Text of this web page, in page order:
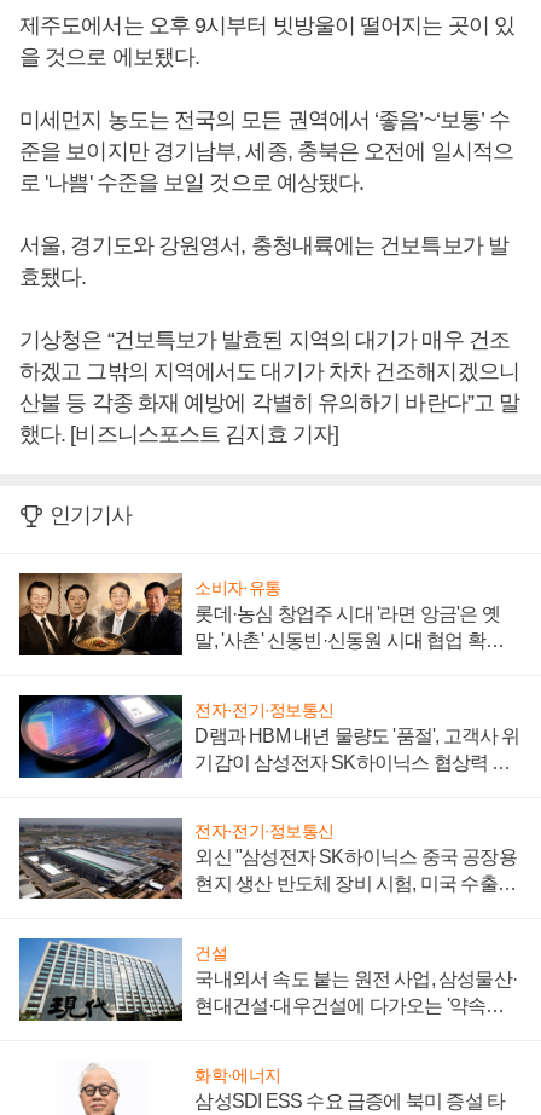
제주도에서는 오후 9시부터 빗방울이 떨어지는 곳이 있
을 것으로 에보됐다.
미세먼지 농도는 전국의 모든 권역에서 ‘좋음’~‘보통’ 수
준을 보이지만 경기남부, 세종, 충북은 오전에 일시적으
로 '나쁨' 수준을 보일 것으로 예상됐다.
서울, 경기도와 강원영서, 충청내륙에는 건보특보가 발
효됐다.
기상청은 “건보특보가 발효된 지역의 대기가 매우 건조
하겠고 그밖의 지역에서도 대기가 차차 건조해지겠으니
산불 등 각종 화재 예방에 각별히 유의하기 바란다”고 말
했다. [비즈니스포스트 김지효 기자]
인기기사
소비자·유통
롯데·농심 창업주 시대 '라면 앙금'은 옛
말, '사촌' 신동빈·신동원 시대 협업 확대
전자·전기·정보통신
D램과 HBM 내년 물량도 '품절', 고객사 위
기감이 삼성전자 SK하이닉스 협상력 더
전자·전기·정보통신
외신 "삼성전자 SK하이닉스 중국 공장용
현지 생산 반도체 장비 시험, 미국 수출통
건설
국내외서 속도 붙는 원전 사업, 삼성물산·
현대건설·대우건설에 다가오는 '약속의
화학·에너지
삼성SDI ESS 수요 급증에 북미 증설 타